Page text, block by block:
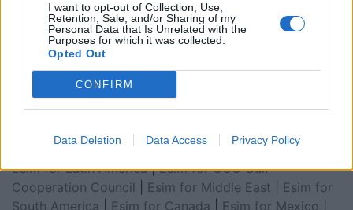
I want to opt-out of Collection, Use,
Retention, Sale, and/or Sharing of my
Personal Data that Is Unrelated with the
Purposes for which it was collected.
Opted Out
CONFIRM
Data Deletion Data Access Privacy Policy
Esim for Global|Esim for Europe|Esim for Caribbean
Esim for USA|
for Turkey|Esim for Germany|Esim for Greece|Esim
for Asia
Esim for World Cup 2026
Arabia|Esim for Egypt|Esim for United Arab
Esim for Balkans Esim for Morocco
Esim for United Kingdom Esim for Africa
Esim for Latin America|Esim for GCC Gulf
Cooperation Council
Esim for Middle East
Esim for
South America
Esim for Canada Esim for Mexico